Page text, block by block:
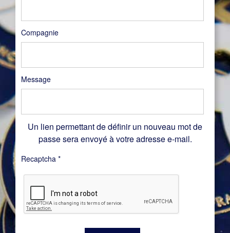
Compagnie
Message
Un lien permettant de définir un nouveau mot de
passe sera envoyé à votre adresse e-mail.
Recaptcha *